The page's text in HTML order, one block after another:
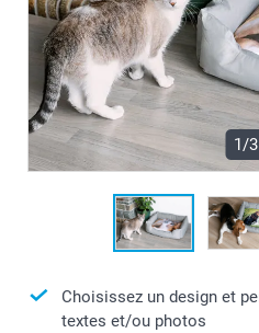
1/3
Choisissez un design et
textes et/ou photos